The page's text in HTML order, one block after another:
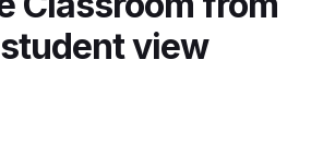
view